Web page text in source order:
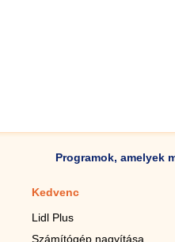
Programok, amelyek
Kedvenc
Lidl Plus
Számítógép nagyítása